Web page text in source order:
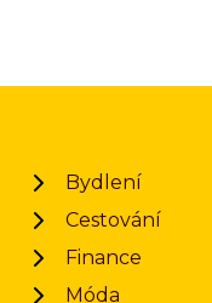
Bydlení
Cestování
Finance
Móda